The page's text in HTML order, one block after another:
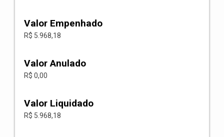
Valor Empenhado
R$ 5.968,18
Valor Anulado
R$ 0,00
Valor Liquidado
R$ 5.968,18